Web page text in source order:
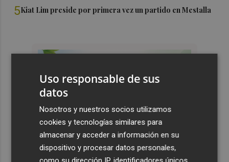
5Kiat Lim preside por primera vez un partido en Mestalla
Uso responsable de sus
datos
Nosotros y nuestros socios utilizamos
cookies y tecnologías similares para
almacenar y acceder a información en su
dispositivo y procesar datos personales,